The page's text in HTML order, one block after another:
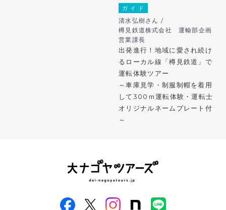
ガ イ ド
清水弘樹さん /
樽見鉄道株式会社 運輸部企画
営業課長
出発進行！地域に愛され続け
るローカル線「樽見鉄道」で
運転体験ツアー
～車庫見学・制服制帽を着用
して300ｍ運転体験・運転士
オリジナルネームプレート付
～